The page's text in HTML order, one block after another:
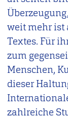
weit mehr ist
Textes. Für
zum
Menschen,
dieser
zahlreiche